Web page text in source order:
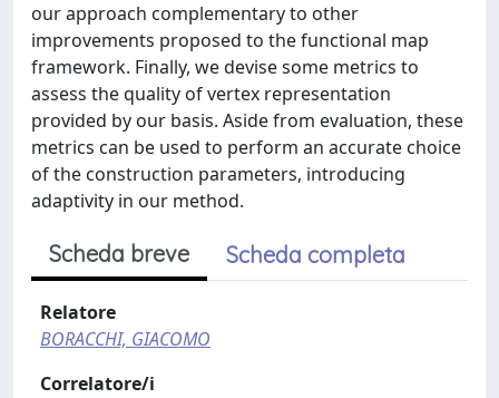
our approach complementary to other
improvements proposed to the functional map
framework. Finally, we devise some metrics to
assess the quality of vertex representation
provided by our basis. Aside from evaluation, these
metrics can be used to perform an accurate choice
of the construction parameters, introducing
adaptivity in our method.
Scheda breve Scheda completa
Relatore
BORACCHI, GIACOMO
Correlatore/i